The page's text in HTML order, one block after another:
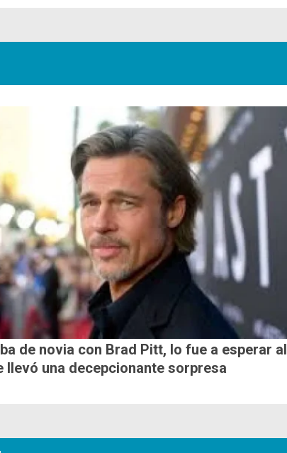
de novia con Brad Pitt, lo fue a esperar al
llevó una decepcionante sorpresa